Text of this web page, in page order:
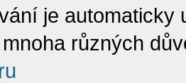
je automaticky
různých